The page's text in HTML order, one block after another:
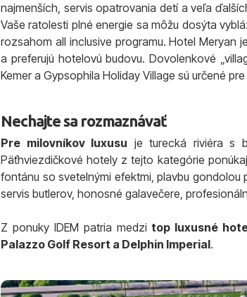
najmenších, servis opatrovania detí a veľa
Vaše ratolesti plné energie sa môžu dosýta
rozsahom all inclusive programu. Hotel Meryan
a preferujú hotelovú budovu. Dovolenkové
Kemer a Gypsophila Holiday Village sú určené
Nechajte sa rozmaznávať
Pre milovníkov luxusu je turecká riviéra s
Päťhviezdičkové hotely z tejto kategórie
fontánu so svetelnými efektmi, plavbu
servis butlerov, honosné galavečere,
Z ponuky IDEM patria medzitop luxusné
Palazzo Golf Resort a Delphin Imperial.